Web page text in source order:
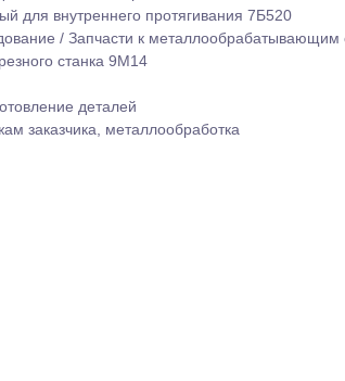
для внутреннего протягивания 7Б520
/ Запчасти к металлообрабатывающим
станка 9М14
деталей
заказчика, металлообработка